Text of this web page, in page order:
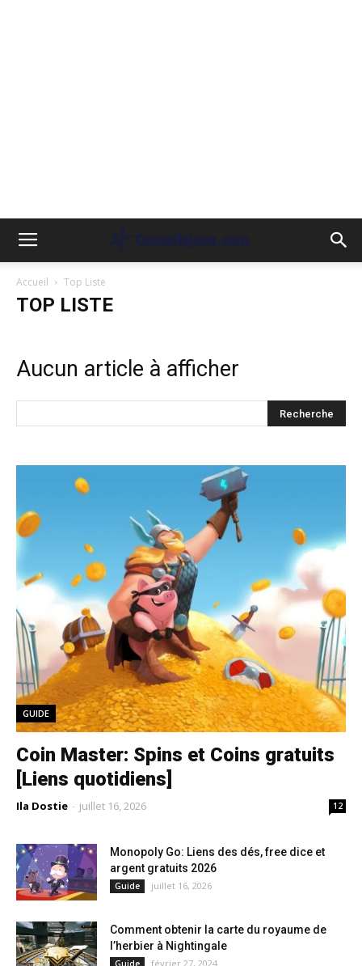
Accueil Top Liste
TOP LISTE
Aucun article à afficher
GUIDE
Coin Master: Spins et Coins gratuits
[Liens quotidiens]
Ila Dostie - juillet 16, 2026 12
Monopoly Go: Liens des dés, free dice et
argent gratuits 2026
Guide juillet 16, 2026
Comment obtenir la carte du royaume de
l’herbier à Nightingale
Guide février 27, 2024